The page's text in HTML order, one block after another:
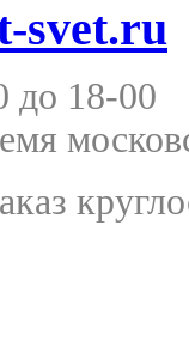
svet.ru
до 18-00